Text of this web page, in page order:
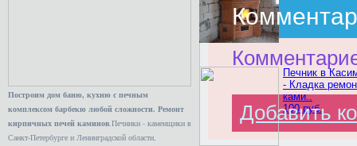
Печник в
- Кладка
ками..
100 руб.
Добавить
Построим дом баню, кухню с печным
комплексом барбекю любой сложности. Ремонт
кирпичных печей каминов.Печники - каменщики в
Санкт-Петербурге и Ленинградской области,